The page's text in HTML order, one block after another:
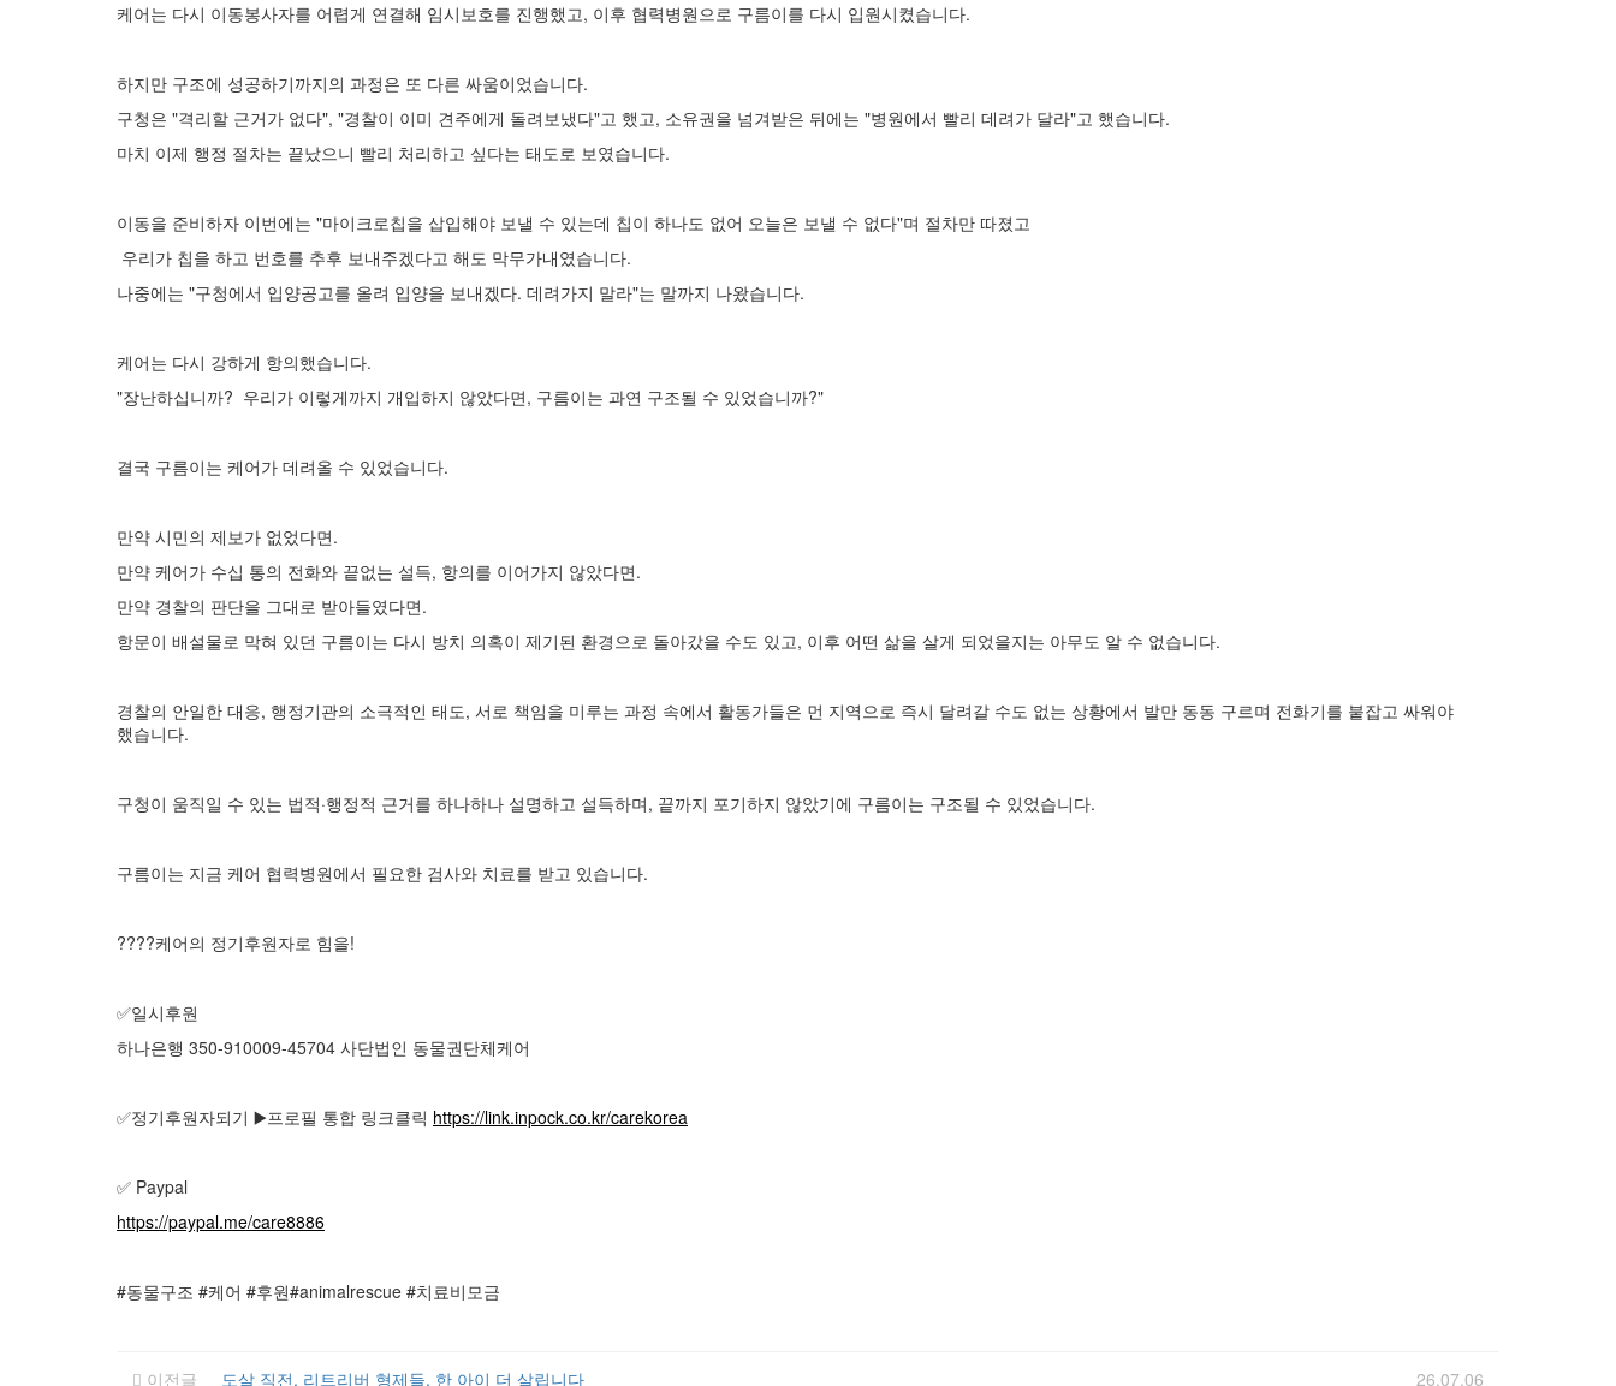
케어는 다시 이동봉사자를 어렵게 연결해 임시보호를 진행했고, 이후 협력병원으로 구름이를 다시 입원시켰습니다.
하지만 구조에 성공하기까지의 과정은 또 다른 싸움이었습니다.
구청은 "격리할 근거가 없다", "경찰이 이미 견주에게 돌려보냈다"고 했고, 소유권을 넘겨받은 뒤에는 "병원에서 빨리 데려가 달라"고 했습니다.
마치 이제 행정 절차는 끝났으니 빨리 처리하고 싶다는 태도로 보였습니다.
이동을 준비하자 이번에는 "마이크로칩을 삽입해야 보낼 수 있는데 칩이 하나도 없어 오늘은 보낼 수 없다"며 절차만 따졌고
우리가 칩을 하고 번호를 추후 보내주겠다고 해도 막무가내였습니다.
나중에는 "구청에서 입양공고를 올려 입양을 보내겠다. 데려가지 말라"는 말까지 나왔습니다.
케어는 다시 강하게 항의했습니다.
"장난하십니까? 우리가 이렇게까지 개입하지 않았다면, 구름이는 과연 구조될 수 있었습니까?"
결국 구름이는 케어가 데려올 수 있었습니다.
만약 시민의 제보가 없었다면.
만약 케어가 수십 통의 전화와 끝없는 설득, 항의를 이어가지 않았다면.
만약 경찰의 판단을 그대로 받아들였다면.
항문이 배설물로 막혀 있던 구름이는 다시 방치 의혹이 제기된 환경으로 돌아갔을 수도 있고, 이후 어떤 삶을 살게 되었을지는 아무도 알 수 없습니다.
경찰의 안일한 대응, 행정기관의 소극적인 태도, 서로 책임을 미루는 과정 속에서 활동가들은 먼 지역으로 즉시 달려갈 수도 없는 상황에서 발만 동동 구르며 전화기를 붙잡고 싸워야
했습니다.
구청이 움직일 수 있는 법적·행정적 근거를 하나하나 설명하고 설득하며, 끝까지 포기하지 않았기에 구름이는 구조될 수 있었습니다.
구름이는 지금 케어 협력병원에서 필요한 검사와 치료를 받고 있습니다.
????케어의 정기후원자로 힘을!
✅️일시후원
하나은행 350-910009-45704 사단법인 동물권단체케어
✅️정기후원자되기 ▶️프로필 통합 링크클릭 https://link.inpock.co.kr/carekorea
✅ Paypal
https://paypal.me/care8886
#동물구조 #케어 #후원#animalrescue #치료비모금
이전글 도살 직전, 리트리버 형제들, 한 아이 더 살립니다 26.07.06